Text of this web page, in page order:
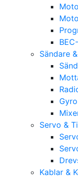
Sändare
Gyro
Servo &
Kablar &